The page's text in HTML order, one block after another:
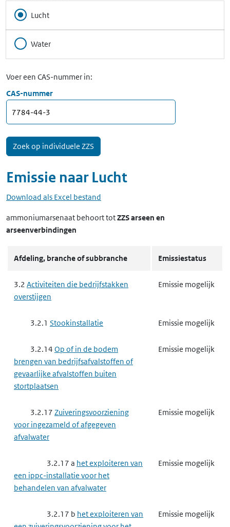
Lucht
Water
Voer een CAS-nummer in:
CAS-nummer
Emissie naar Lucht
Download als Excel bestand
ammoniumarsenaat behoort totZZS arseen en
arseenverbindingen
Afdeling, branche of subbranche Emissiestatus
3.2 Activiteiten die bedrijfstakken
overstijgen
Emissie mogelijk
3.2.1 Stookinstallatie Emissie mogelijk
3.2.14 Op of in de bodem
brengen van bedrijfsafvalstoffen of
gevaarlijke afvalstoffen buiten
stortplaatsen
Emissie mogelijk
3.2.17 Zuiveringsvoorziening
voor ingezameld of afgegeven
afvalwater
Emissie mogelijk
3.2.17 a het exploiteren van
een ippc-installatie voor het
behandelen van afvalwater
Emissie mogelijk
3.2.17 b het exploiteren van
Emissie mogelijk